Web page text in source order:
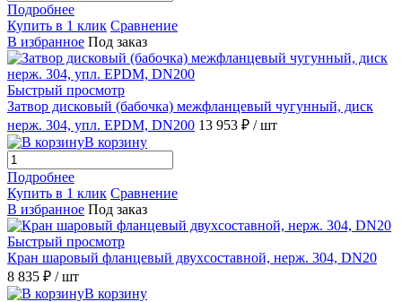
Подробнее
Купить в 1 клик Сравнение
В избранное Под заказ
Быстрый просмотр
Затвор дисковый (бабочка) межфланцевый чугунный, диск
нерж. 304, упл. EPDM, DN200 13 953 ₽ / шт
В корзину
Подробнее
Купить в 1 клик Сравнение
В избранное Под заказ
Быстрый просмотр
Кран шаровый фланцевый двухсоставной, нерж. 304, DN20
8 835 ₽ / шт
В корзину